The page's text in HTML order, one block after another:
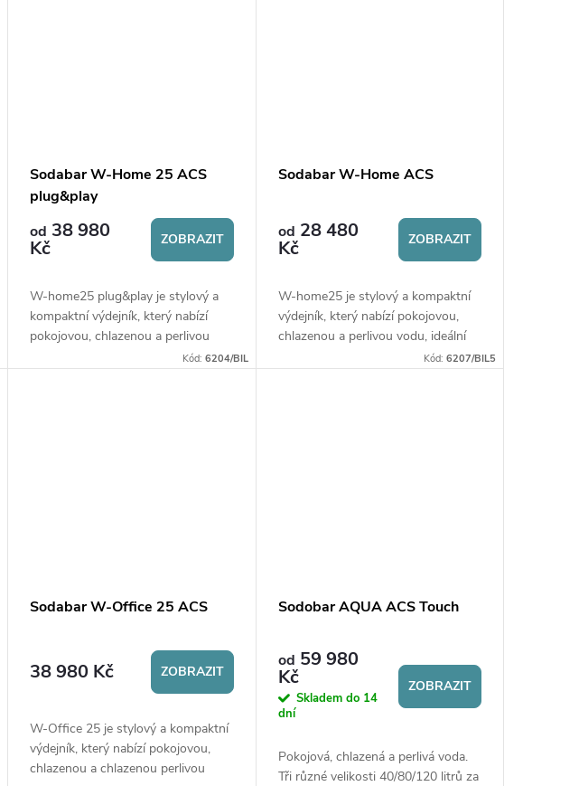
Sodabar W-Home 25 ACS
plug&play
od 38 980
Kč ZOBRAZIT
W-home25 plug&play je stylový a
kompaktní výdejník, který nabízí
pokojovou, chlazenou a perlivou
vodu, ideální pro domácnosti i
Kód: 6204/BIL
Sodabar W-Home ACS
od 28 480
Kč ZOBRAZIT
W-home25 je stylový a kompaktní
výdejník, který nabízí pokojovou,
chlazenou a perlivou vodu, ideální
pro domácnosti i menší kanceláře.
Kód: 6207/BIL5
Sodabar W-Office 25 ACS
38 980 Kč ZOBRAZIT
W-Office 25 je stylový a kompaktní
výdejník, který nabízí pokojovou,
chlazenou a chlazenou perlivou
Sodobar AQUA ACS Touch
od 59 980
Kč
Skladem do 14
dní
ZOBRAZIT
Pokojová, chlazená a perlivá voda.
Tři různé velikosti 40/80/120 litrů za